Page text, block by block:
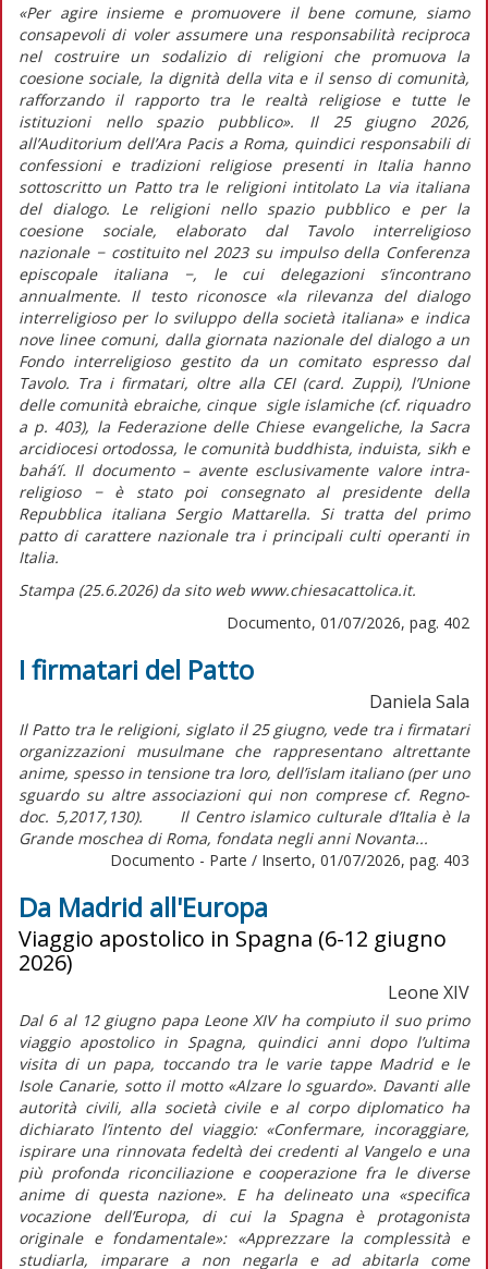
«Per agire insieme e promuovere il bene comune, siamo
consapevoli di voler assumere una responsabilità reciproca
nel costruire un sodalizio di religioni che promuova la
coesione sociale, la dignità della vita e il senso di comunità,
rafforzando il rapporto tra le realtà religiose e tutte le
istituzioni nello spazio pubblico». Il 25 giugno 2026,
all’Auditorium dell’Ara Pacis a Roma, quindici responsabili di
confessioni e tradizioni religiose presenti in Italia hanno
sottoscritto un Patto tra le religioni intitolatoLa via italiana
del dialogo. Le religioni nello spazio pubblico e per la
coesione sociale, elaborato dal Tavolo interreligioso
nazionale − costituito nel 2023 su impulso della Conferenza
episcopale italiana −, le cui delegazioni s’incontrano
annualmente. Il testo riconosce«la rilevanza del dialogo
interreligioso per lo sviluppo della società italiana» e indica
nove linee comuni, dalla giornata nazionale del dialogo a un
Fondo interreligioso gestito da un comitato espresso dal
Tavolo. Tra i firmatari, oltre alla CEI (card. Zuppi), l’Unione
delle comunità ebraiche, cinque sigle islamiche (cf. riquadro
a p. 403), la Federazione delle Chiese evangeliche, la Sacra
arcidiocesi ortodossa, le comunità buddhista, induista, sikh e
bahá’í. Il documento – avente esclusivamente valore intra-
religioso − è stato poi consegnato al presidente della
Repubblica italiana Sergio Mattarella. Si tratta del primo
patto di carattere nazionale tra i principali culti operanti in
Italia.
Stampa (25.6.2026) da sito web www.chiesacattolica.it.
Documento, 01/07/2026, pag. 402
I firmatari del Patto
Daniela Sala
Il Patto tra le religioni, siglato il 25 giugno, vede tra i firmatari
organizzazioni musulmane che rappresentano altrettante
anime, spesso in tensione tra loro, dell’islam italiano (per uno
sguardo su altre associazioni qui non comprese cf. Regno-
doc. 5,2017,130). Il Centro islamico culturale d’Italia è la
Grande moschea di Roma, fondata negli anni Novanta...
Documento - Parte / Inserto, 01/07/2026, pag. 403
Da Madrid all'Europa
Viaggio apostolico in Spagna (6-12 giugno
2026)
Leone XIV
Dal 6 al 12 giugno papa Leone XIV ha compiuto il suo primo
viaggio apostolico in Spagna, quindici anni dopo l’ultima
visita di un papa, toccando tra le varie tappe Madrid e le
Isole Canarie, sotto il motto «Alzare lo sguardo». Davanti alle
autorità civili, alla società civile e al corpo diplomatico ha
dichiarato l’intento del viaggio: «Confermare, incoraggiare,
ispirare una rinnovata fedeltà dei credenti al Vangelo e una
più profonda riconciliazione e cooperazione fra le diverse
anime di questa nazione». E ha delineato una «specifica
vocazione dell’Europa, di cui la Spagna è protagonista
originale e fondamentale»: «Apprezzare la complessità e
studiarla, imparare a non negarla e ad abitarla come